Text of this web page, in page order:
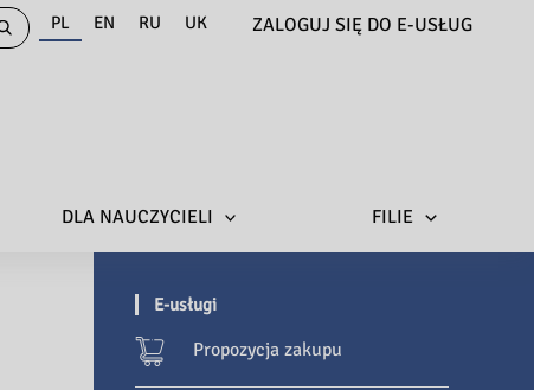
PL EN RU UK ZALOGUJ SIĘ DO E-USŁUG
DLA NAUCZYCIELI FILIE
E-usługi
Propozycja zakupu